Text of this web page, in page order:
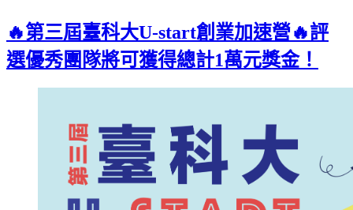
🔥第三屆臺科大U-start創業加速營🔥評
選優秀團隊將可獲得總計1萬元獎金！